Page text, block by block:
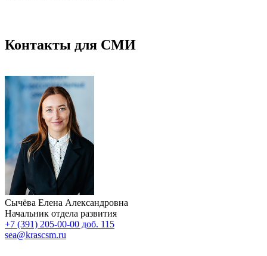
Контакты для СМИ
Сычёва Елена Александровна
Начальник отдела развития
+7 (391) 205-00-00 доб. 115
sea@krascsm.ru